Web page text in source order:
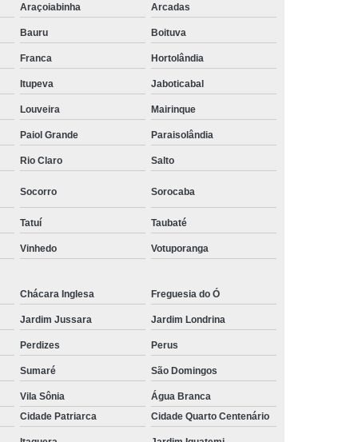
Araçoiabinha Arcadas
Bauru Boituva
Franca Hortolândia
Itupeva Jaboticabal
Louveira Mairinque
Paiol Grande Paraisolândia
Rio Claro Salto
Socorro Sorocaba
Tatuí Taubaté
Vinhedo Votuporanga
Chácara Inglesa Freguesia do Ó
Jardim Jussara Jardim Londrina
Perdizes Perus
Sumaré São Domingos
Vila Sônia
Água Branca
Cidade Patriarca Cidade Quarto Centenário